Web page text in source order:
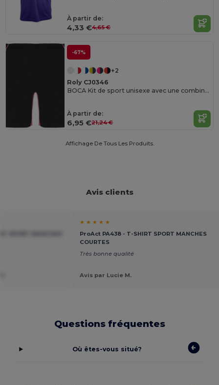
À partir de:
4,33 €4,65 €
-67%
+2
Roly CJ0346
BOCA Kit de sport unisexe avec une combinaison de trois tissus
À partir de:
6,95 €21,24 €
Affichage De Tous Les Produits.
Avis clients
★ ★ ★ ★ ★
ProAct PA438 - T-SHIRT SPORT MANCHES
COURTES
Très bonne qualité
Avis par Lucie M.
Questions fréquentes
Où êtes-vous situé?